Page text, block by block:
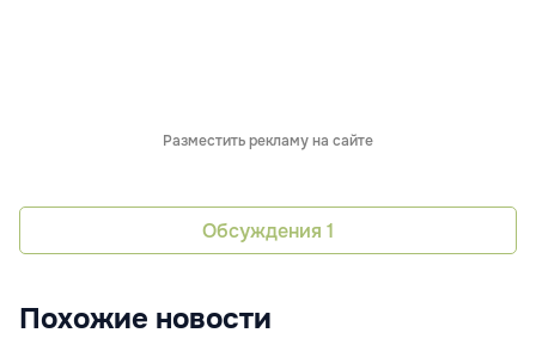
Разместить рекламу на сайте
Обсуждения 1
Похожие новости